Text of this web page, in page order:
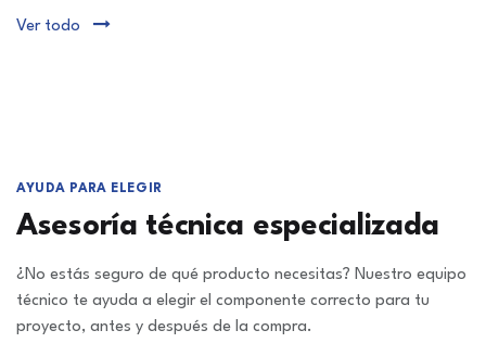
Ver todo
AYUDA PARA ELEGIR
Asesoría técnica especializada
¿No estás seguro de qué producto necesitas? Nuestro equipo
técnico te ayuda a elegir el componente correcto para tu
proyecto, antes y después de la compra.